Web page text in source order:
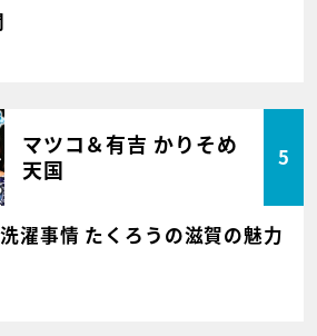
マツコ＆有吉 かりそめ
天国
5
濯事情 たくろうの滋賀の魅力